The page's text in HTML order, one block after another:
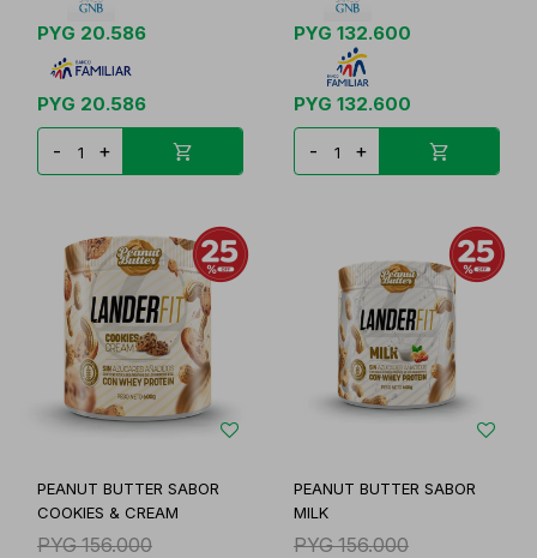
PYG 20.586
PYG 20.586
- +
PYG 132.600
PYG 132.600
- +
PEANUT BUTTER SABOR
COOKIES & CREAM
PYG 156.000
PEANUT BUTTER SABOR
MILK
PYG 156.000